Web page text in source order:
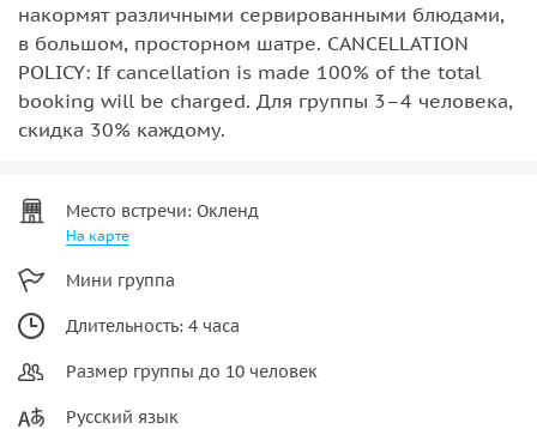
накормят различными сервированными блюдами,
в большом, просторном шатре. CANCELLATION
POLICY: If cancellation is made 100% of the total
booking will be charged. Для группы 3–4 человека,
скидка 30% каждому.
Место встречи: Окленд
На карте
Мини группа
Длительность: 4 часа
Размер группы до 10 человек
Русский язык